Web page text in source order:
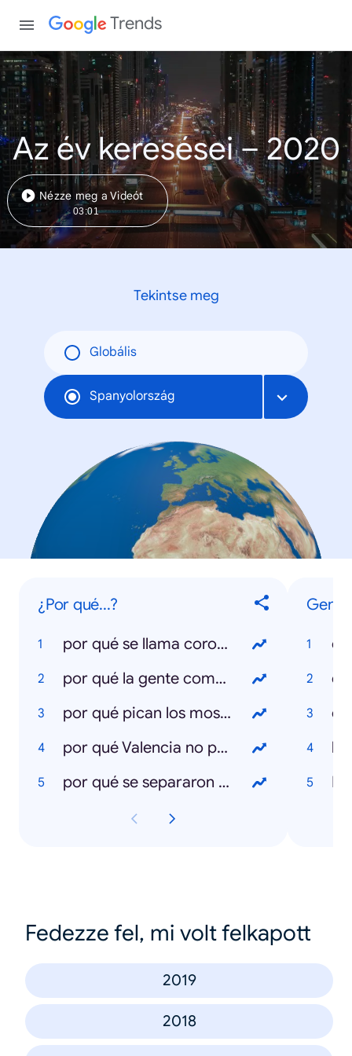
Trends
Az év keresései – 2020
Nézze meg a Videót
03:01
Tekintse meg
Globális
Spanyolország
¿Por qué...?
por qué se llama coronavirus
por qué la gente compra papel higiénico
por qué pican los mosquitos
por qué Valencia no pasa a la fase 1
por qué se separaron Paquirri y carmen Ordoñez
la
Fedezze fel, mi volt felkapott
2019
2018